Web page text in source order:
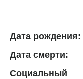
Дата рождения:
Дата смерти:
Социальный